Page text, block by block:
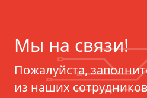
Мы на связи!
Пожалуйста,
из наших